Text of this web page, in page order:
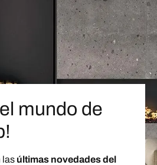
mundo de
las últimas novedades del